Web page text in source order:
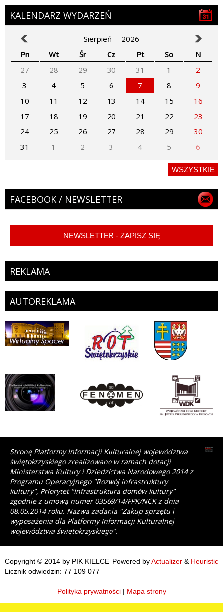
KALENDARZ WYDARZEŃ
Sierpień
2026
Pn
Wt Śr Cz Pt So
N
27
28 29 30 31 1
2
3
4 5 6 7 8
9
10
11 12 13 14 15
16
17
18 19 20 21 22
23
24
25 26 27 28 29
30
31
1 2 3 4 5 6
WSZYSTKIE
FACEBOOK / NEWSLETTER
NEWSLETTER - ZAPISZ SIĘ
REKLAMA
AUTOREKLAMA
Stronę Platformy Informacji Kulturalnej województwa
świętokrzyskiego zrealizowano w ramach dotacji
Ministerstwa Kultury i Dziedzictwa Narodowego 2014 z
Programu Operacyjnego "Rozwój infrastruktury
kultury", Priorytet "Infrastruktura domów kultury"
zgodnie z umową numer 03569/14/FPK/NCK z dnia
08.05.2014 roku. Nazwa zadania "Zakup sprzętu i
wyposażenia dla Platformy Informacji Kulturalnej
województwa świętokrzyskiego".
Powered byActualizer & Heuristic
Copyright © 2014 by PIK KIELCE
Licznik odwiedzin: 77 109 077
Polityka prywatności | Mapa strony